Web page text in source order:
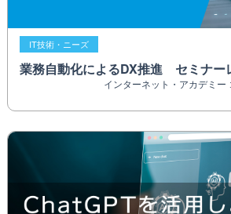
IT技術・ニーズ
業務自動化によるDX推進 セミナー
インターネット・アカデミ